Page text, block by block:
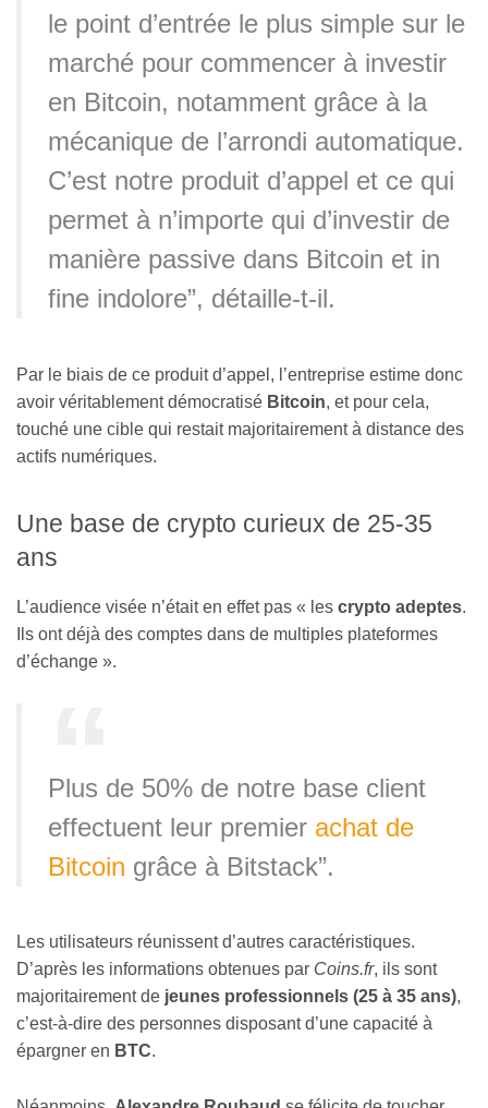
le point d’entrée le plus simple sur le
marché pour commencer à investir
en Bitcoin, notamment grâce à la
mécanique de l’arrondi automatique.
C’est notre produit d’appel et ce qui
permet à n’importe qui d’investir de
manière passive dans Bitcoin et in
fine indolore”, détaille-t-il.
Par le biais de ce produit d’appel, l’entreprise estime donc
avoir véritablement démocratisé Bitcoin, et pour cela,
touché une cible qui restait majoritairement à distance des
actifs numériques.
Une base de crypto curieux de 25-35
ans
L’audience visée n’était en effet pas « les crypto adeptes.
Ils ont déjà des comptes dans de multiples plateformes
d’échange ».
Plus de 50% de notre base client
effectuent leur premier achat de
Bitcoin grâce à Bitstack”.
Les utilisateurs réunissent d’autres caractéristiques.
D’après les informations obtenues par Coins.fr, ils sont
majoritairement de jeunes professionnels (25 à 35 ans),
c’est-à-dire des personnes disposant d’une capacité à
épargner en BTC.